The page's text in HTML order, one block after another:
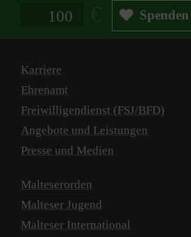
Spendenbetrag in Euro Spenden
Karriere
Ehrenamt
Freiwilligendienst (FSJ/BFD)
Angebote und Leistungen
Presse und Medien
Malteserorden
Malteser Jugend
Malteser International